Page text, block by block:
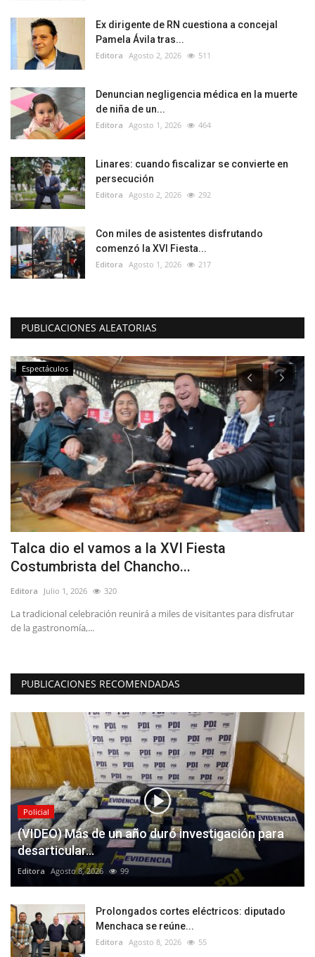
Ex dirigente de RN cuestiona a concejal
Pamela Ávila tras...
Editora Agosto 2, 2026 511
Denuncian negligencia médica en la muerte
de niña de un...
Editora Agosto 1, 2026 464
Linares: cuando fiscalizar se convierte en
persecución
Editora Agosto 2, 2026 292
Con miles de asistentes disfrutando
comenzó la XVI Fiesta...
Editora Agosto 1, 2026 217
PUBLICACIONES ALEATORIAS
Espectáculos
Talca dio el vamos a la XVI Fiesta
Costumbrista del Chancho...
Editora Julio 1, 2026 320
La tradicional celebración reunirá a miles de visitantes para disfrutar
de la gastronomía,...
PUBLICACIONES RECOMENDADAS
Policial
(VIDEO) Más de un año duró investigación para
desarticular...
Editora Agosto 8, 2026 99
Prolongados cortes eléctricos: diputado
Menchaca se reúne...
Editora Agosto 8, 2026 55